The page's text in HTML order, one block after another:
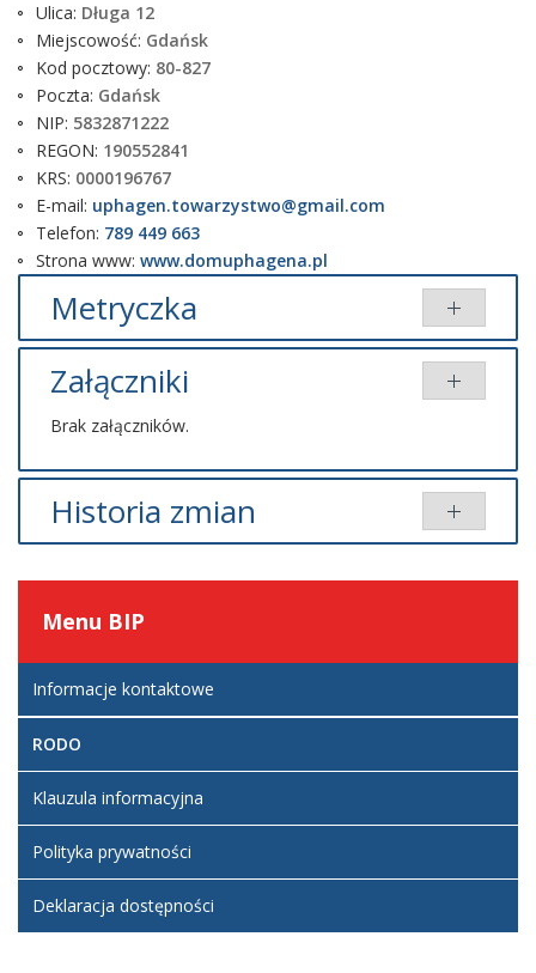
Ulica: Długa 12
Miejscowość: Gdańsk
Kod pocztowy: 80-827
Poczta: Gdańsk
NIP: 5832871222
REGON: 190552841
KRS: 0000196767
E-mail: uphagen.towarzystwo@gmail.com
Telefon: 789 449 663
Strona www: www.domuphagena.pl
Metryczka
Udostępniony przez:Piotr Paluchowski
Wytworzony przez:
Nadrzędna kategoria:
Kategoria:
Udostępniony: 24 wrzesień 2024
Wytworzony: 24 wrzesień 2024
Załączniki
Brak załączników.
Historia zmian
Artykuł
został
utworzony.
wrzesień
2024 09:52
Menu BIP
Informacje kontaktowe
RODO
Klauzula informacyjna
Polityka prywatności
Deklaracja dostępności